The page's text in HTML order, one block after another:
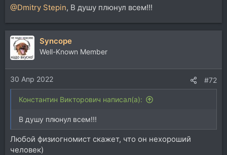
@Dmitry Stepin, В душу плюнул всем!!!
Syncope
Well-Known Member
30 Апр 2022 #72
Константин Викторович написал(а):
В душу плюнул всем!!!
Любой физиогномист скажет, что он нехороший
человек)